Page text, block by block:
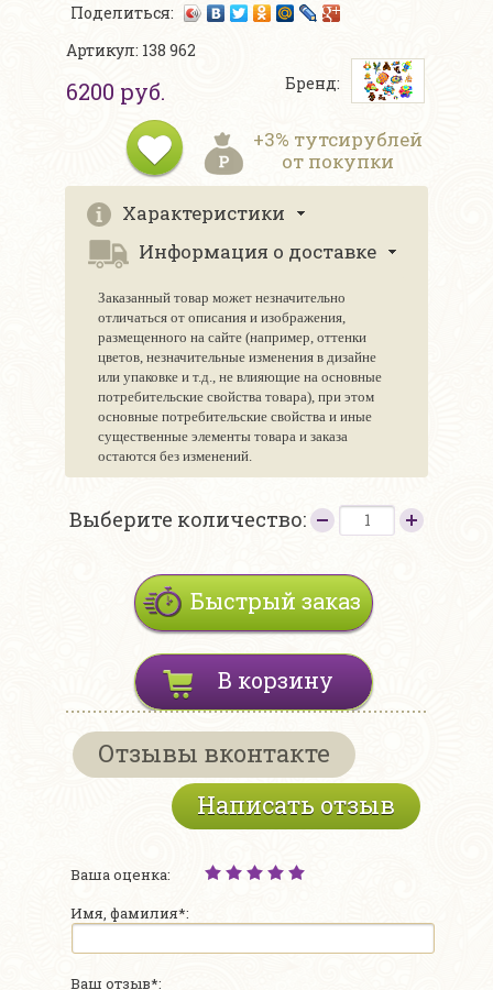
Поделиться:
Артикул: 138 962
6200 руб. Бренд:
+3% тутсирублей
от покупки
Характеристики
Информация о доставке
Заказанный товар может незначительно
отличаться от описания и изображения,
размещенного на сайте (например, оттенки
цветов, незначительные изменения в дизайне
или упаковке и т.д., не влияющие на основные
потребительские свойства товара), при этом
основные потребительские свойства и иные
существенные элементы товара и заказа
остаются без изменений.
Выберите количество:
Быстрый заказ
В корзину
Отзывы вконтакте
Написать отзыв
Ваша оценка:
Имя, фамилия*:
Ваш отзыв*: